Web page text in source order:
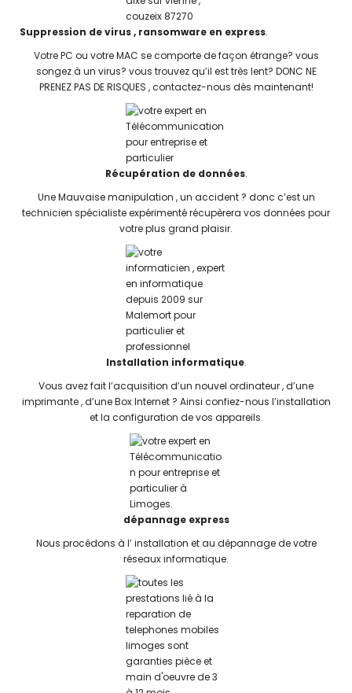
Suppression de virus , ransomware en express.
Votre PC ou votre MAC se comporte de façon étrange? vous
songez à un virus? vous trouvez qu’il est très lent? DONC NE
PRENEZ PAS DE RISQUES , contactez-nous dès maintenant!
Récupération de données.
Une Mauvaise manipulation , un accident ? donc c’est un
technicien spécialiste expérimenté récupèrera vos données pour
votre plus grand plaisir.
Installation informatique.
Vous avez fait l’acquisition d’un nouvel ordinateur , d’une
imprimante , d’une Box Internet ? Ainsi confiez-nous l’installation
et la configuration de vos appareils.
dépannage express
Nous procédons à l’ installation et au dépannage de votre
réseaux informatique.